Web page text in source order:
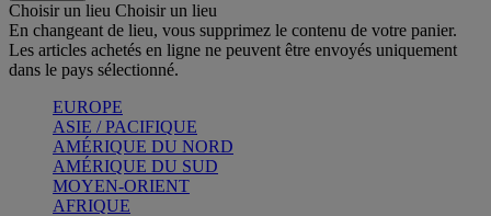
Choisir un lieu Choisir un lieu
En changeant de lieu, vous supprimez le contenu de votre panier.
Les articles achetés en ligne ne peuvent être envoyés uniquement
dans le pays sélectionné.
EUROPE
ASIE / PACIFIQUE
AMÉRIQUE DU NORD
AMÉRIQUE DU SUD
MOYEN-ORIENT
AFRIQUE